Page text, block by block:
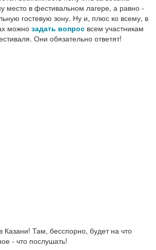
место в фестивальном лагере, а равно -
гостевую зону. Ну и, плюс ко всему, в
можно задать вопрос всем участникам
Они обязательно ответят!
Казани! Там, бесспорно, будет на что
- что послушать!